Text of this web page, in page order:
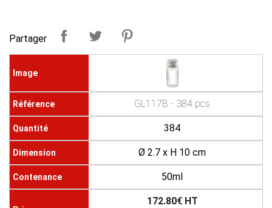
Partager
GL117B - 384 pcs
384
Ø 2.7 x H 10 cm
50ml
172.80€ HT